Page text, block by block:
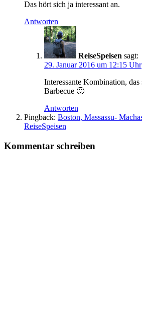
Das hört sich ja interessant an.
Antworten
ReiseSpeisen sagt:
29. Januar 2016 um 12:15 Uhr
Interessante Kombination, das
Barbecue 🙂
Antworten
Pingback: Boston, Massassu-
ReiseSpeisen
Kommentar schreiben